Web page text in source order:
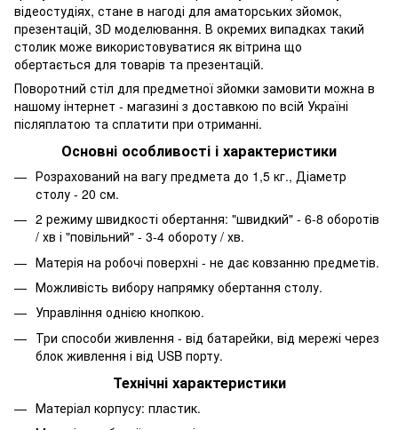
відеостудіях, стане в нагоді для аматорських зйомок,
презентацій, 3D моделювання. В окремих випадках такий
столик може використовуватися як вітрина що
обертається для товарів та презентацій.
Поворотний стіл для предметної зйомки замовити можна в
нашому інтернет - магазині з доставкою по всій Україні
післяплатою та сплатити при отриманні.
Основні особливості і характеристики
Розрахований на вагу предмета до 1,5 кг., Діаметр
столу - 20 см.
2 режиму швидкості обертання: "швидкий" - 6-8 оборотів
/ хв і "повільний" - 3-4 обороту / хв.
Матерія на робочі поверхні - не дає ковзанню предметів.
Можливість вибору напрямку обертання столу.
Управління однією кнопкою.
Три способи живлення - від батарейки, від мережі через
блок живлення і від USB порту.
Технічні характеристики
Матеріал корпусу: пластик.